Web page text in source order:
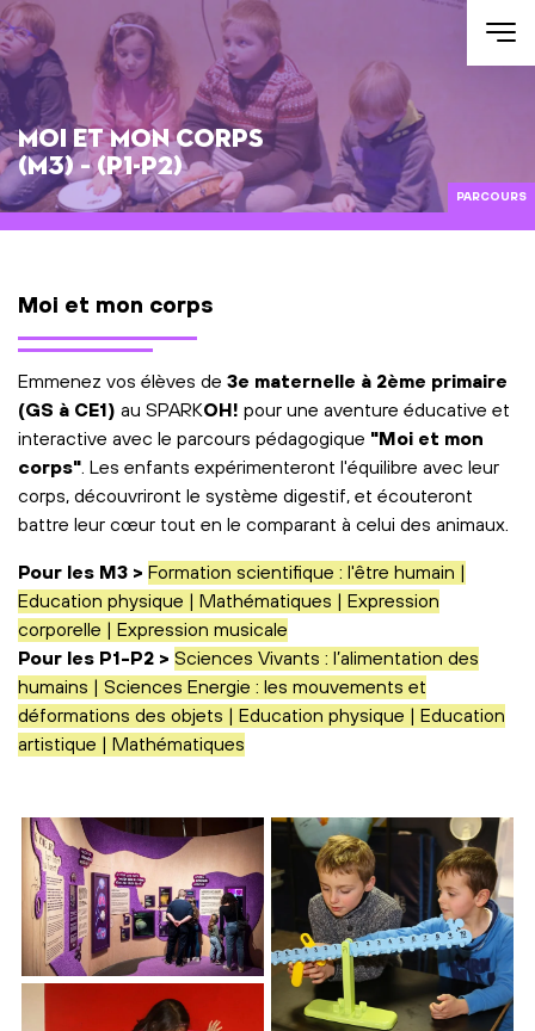
Aller au contenu
Moi et mon corps
(M3) – (P1-P2)
PARCOURS
Moi et mon corps
Emmenez vos élèves de 3e maternelle à 2ème primaire
(GS à CE1) au SPARKOH! pour une aventure éducative et
interactive avec le parcours pédagogique "Moi et mon
corps". Les enfants expérimenteront l'équilibre avec leur
corps, découvriront le système digestif, et écouteront
battre leur cœur tout en le comparant à celui des animaux.
Pour les M3 > Formation scientifique : l'être humain |
Education physique | Mathématiques | Expression
corporelle | Expression musicale
Pour les P1-P2 > Sciences Vivants : l’alimentation des
humains | Sciences Energie : les mouvements et
déformations des objets | Education physique | Education
artistique | Mathématiques